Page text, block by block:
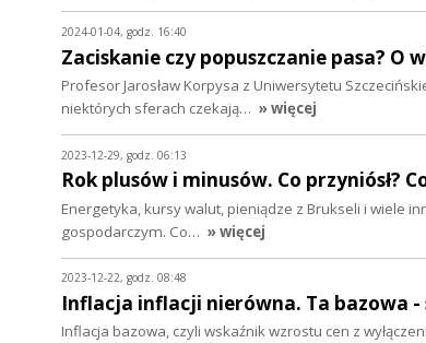
2024-01-04, godz. 16:40
Zaciskanie czy popuszczanie pasa? O
Profesor Jarosław Korpysa z Uniwersytetu
niektórych sferach czekają… » więcej
2023-12-29, godz. 06:13
Rok plusów i minusów. Co przyniósł?
Energetyka, kursy walut, pieniądze z Brukseli i wiele
gospodarczym. Co… » więcej
2023-12-22, godz. 08:48
Inflacja inflacji nierówna. Ta bazowa -
Inflacja bazowa, czyli wskaźnik wzrostu cen z